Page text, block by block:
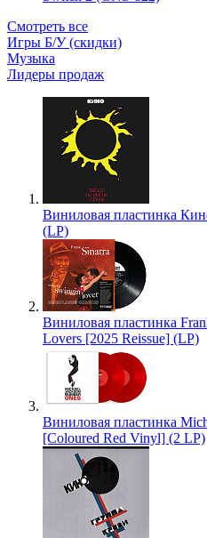
Смотреть все
Игры Б/У (скидки)
Музыка
Лидеры продаж
Виниловая пластинка
(LP)
Виниловая пластинка
Lovers [2025 Reissue] (LP)
Виниловая пластинка
[Coloured Red Vinyl] (2 LP)